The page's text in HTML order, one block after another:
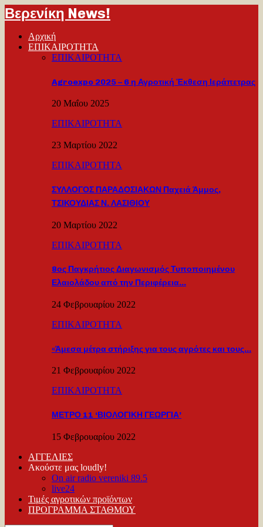
Βερενίκη News!
Αρχική
ΕΠΙΚΑΙΡΟΤΗΤΑ
ΕΠΙΚΑΙΡΟΤΗΤΑ
Agroexpo 2025 – 6 η Αγροτική Έκθεση Ιεράπετρας
20 Μαΐου 2025
ΕΠΙΚΑΙΡΟΤΗΤΑ
23 Μαρτίου 2022
ΕΠΙΚΑΙΡΟΤΗΤΑ
ΣΥΛΛΟΓΟΣ ΠΑΡΑΔΟΣΙΑΚΩΝ Παχειά Άμμος,
ΤΣΙΚΟΥΔΙΑΣ Ν. ΛΑΣΙΘΙΟΥ
20 Μαρτίου 2022
ΕΠΙΚΑΙΡΟΤΗΤΑ
8ος Παγκρήτιος Διαγωνισμός Τυποποιημένου
Ελαιολάδου από την Περιφέρεια…
24 Φεβρουαρίου 2022
ΕΠΙΚΑΙΡΟΤΗΤΑ
«Άμεσα μέτρα στήριξης για τους αγρότες και τους…
21 Φεβρουαρίου 2022
ΕΠΙΚΑΙΡΟΤΗΤΑ
ΜΕΤΡΟ 11 ‘ΒΙΟΛΟΓΙΚΗ ΓΕΩΡΓΙΑ’
15 Φεβρουαρίου 2022
ΑΓΓΕΛΙΕΣ
Ακούστε μας loudly!
On air radio vereniki 89.5
live24
Τιμές αγροτικών προϊόντων
ΠΡΟΓΡΑΜΜΑ ΣΤΑΘΜΟΥ